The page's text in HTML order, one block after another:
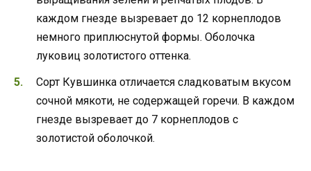
каждом гнезде вызревает до 12 корнеплодов
немного приплюснутой формы. Оболочка
луковиц золотистого оттенка.
Сорт Кувшинка отличается сладковатым вкусом
сочной мякоти, не содержащей горечи. В каждом
гнезде вызревает до 7 корнеплодов с
золотистой оболочкой.